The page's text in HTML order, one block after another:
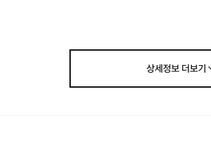
상세정보더보기